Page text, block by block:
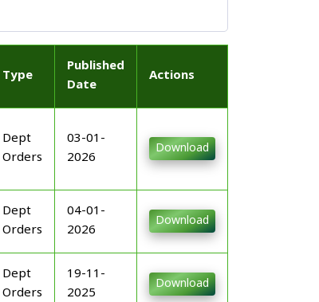
Type
Published
Date
Actions
Dept
Orders
03-01-
2026
Download
Dept
Orders
04-01-
2026
Download
Dept
Orders
19-11-
2025
Download